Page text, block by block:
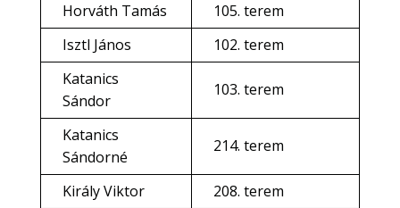
Horváth Tamás
105. terem
Isztl János
102. terem
Katanics
Sándor
103. terem
Katanics
Sándorné
214. terem
Király Viktor
208. terem